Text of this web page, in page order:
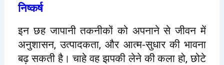
निष्कर्ष
इन छह जापानी तकनीकों को अपनाने से जीवन में
अनुशासन, उत्पादकता, और आत्म-सुधार की भावना
बढ़ सकती है। चाहे वह झपकी लेने की कला हो, छोटे